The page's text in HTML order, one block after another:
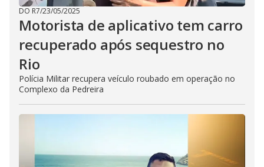
DO R7/23/05/2025
Motorista de aplicativo tem carro
recuperado após sequestro no
Rio
Polícia Militar recupera veículo roubado em operação no
Complexo da Pedreira